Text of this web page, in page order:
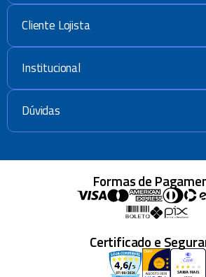
Cliente Lojista
Institucional
Dúvidas
Formas de
Certificado e